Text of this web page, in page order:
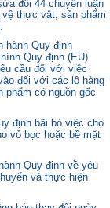
đổi 44 chuyên luận
vệ thực vật, sản phẩm
hành Quy định
Quy định (EU)
cầu đối với việc
đối với các lô hàng
phẩm có nguồn gốc
định bãi bỏ việc cho
vỏ bọc hoặc bề mặt
Quy định về yêu
và thực hiện